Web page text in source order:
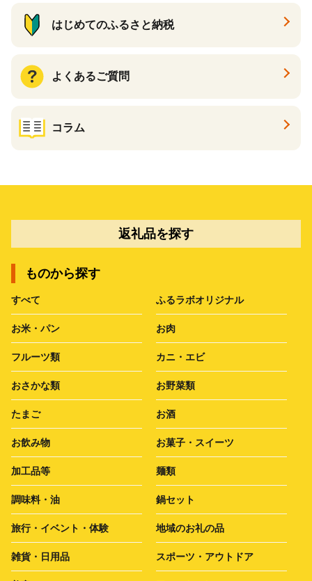
はじめてのふるさと納税
よくあるご質問
コラム
返礼品を探す
ものから探す
すべて ふるラボオリジナル
お米・パン お肉
フルーツ類 カニ・エビ
おさかな類 お野菜類
たまご お酒
お飲み物 お菓子・スイーツ
加工品等 麺類
調味料・油 鍋セット
旅行・イベント・体験 地域のお礼の品
雑貨・日用品 スポーツ・アウトドア